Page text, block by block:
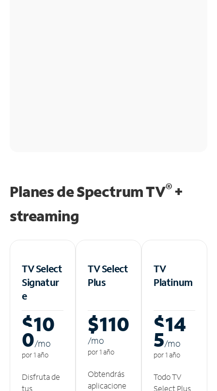
Planes de Spectrum TV®+
streaming
TV Select
Signatur
e
$10
0/mo
por 1 año
Disfruta de
tus
TV Select
Plus
$110
/mo
por 1 año
Obtendrás
aplicacione
TV
Platinum
$14
5/mo
por 1 año
Todo TV
Select Plus